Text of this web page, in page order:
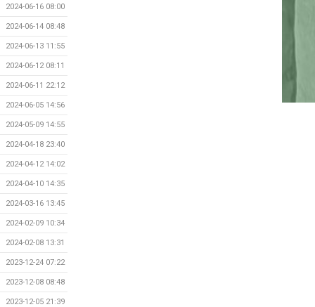
2024-06-16 08:00
2024-06-14 08:48
2024-06-13 11:55
2024-06-12 08:11
2024-06-11 22:12
2024-06-05 14:56
2024-05-09 14:55
2024-04-18 23:40
2024-04-12 14:02
2024-04-10 14:35
2024-03-16 13:45
2024-02-09 10:34
2024-02-08 13:31
2023-12-24 07:22
2023-12-08 08:48
2023-12-05 21:39